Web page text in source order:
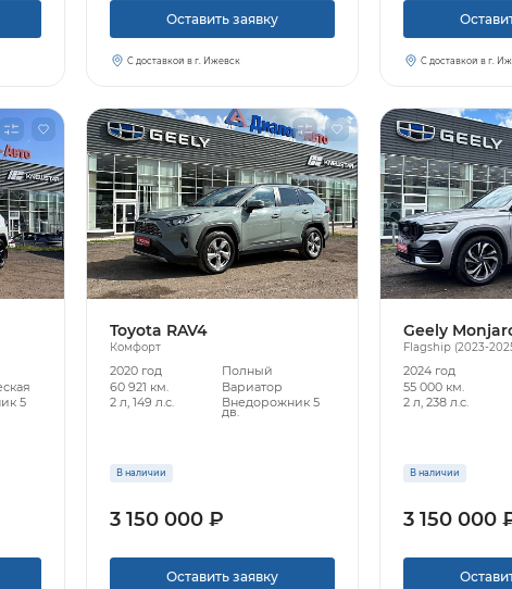
Оставить заявку
С доставкой в г. Ижевск С доставкой в г.
5
Toyota RAV4
Комфорт
2020 год
Полный
60 921 км.
Вариатор
2 л, 149 л.с.
Внедорожник 5
дв.
В наличии
3 150 000 ₽
Оставить заявку
Geely
Flagship (2023-
2024 год
55 000 км.
2 л, 238 л.с.
В наличии
3 150 000